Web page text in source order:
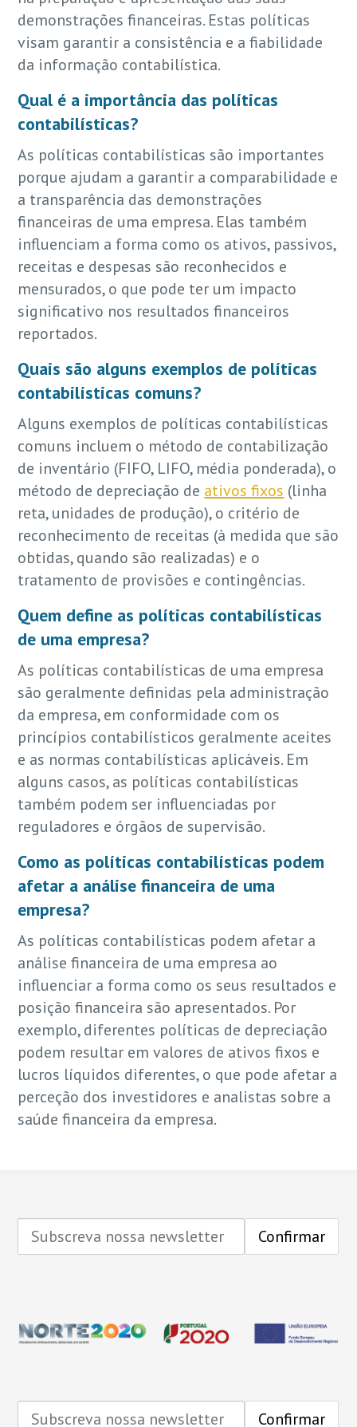
demonstrações financeiras. Estas políticas
visam garantir a consistência e a fiabilidade
da informação contabilística.
Qual é a importância das políticas
contabilísticas?
As políticas contabilísticas são importantes
porque ajudam a garantir a comparabilidade e
a transparência das demonstrações
financeiras de uma empresa. Elas também
influenciam a forma como os ativos, passivos,
receitas e despesas são reconhecidos e
mensurados, o que pode ter um impacto
significativo nos resultados financeiros
reportados.
Quais são alguns exemplos de políticas
contabilísticas comuns?
Alguns exemplos de políticas contabilísticas
comuns incluem o método de contabilização
de inventário (FIFO, LIFO, média ponderada), o
método de depreciação de ativos fixos (linha
reta, unidades de produção), o critério de
reconhecimento de receitas (à medida que são
obtidas, quando são realizadas) e o
tratamento de provisões e contingências.
Quem define as políticas contabilísticas
de uma empresa?
As políticas contabilísticas de uma empresa
são geralmente definidas pela administração
da empresa, em conformidade com os
princípios contabilísticos geralmente aceites
e as normas contabilísticas aplicáveis. Em
alguns casos, as políticas contabilísticas
também podem ser influenciadas por
reguladores e órgãos de supervisão.
Como as políticas contabilísticas podem
afetar a análise financeira de uma
empresa?
As políticas contabilísticas podem afetar a
análise financeira de uma empresa ao
influenciar a forma como os seus resultados e
posição financeira são apresentados. Por
exemplo, diferentes políticas de depreciação
podem resultar em valores de ativos fixos e
lucros líquidos diferentes, o que pode afetar a
perceção dos investidores e analistas sobre a
saúde financeira da empresa.